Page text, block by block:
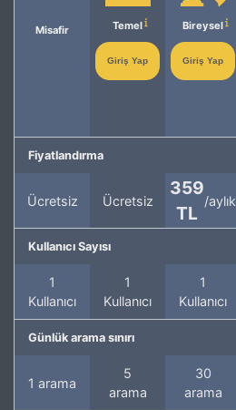
Misafir Temel
Giriş Yap
Bireysel
Giriş Yap
Fiyatlandırma
Ücretsiz Ücretsiz
359
TL
/aylık
Kullanıcı Sayısı
1
Kullanıcı
1
Kullanıcı
1
Kullanıcı
Günlük arama sınırı
1 arama
5
arama
30
arama